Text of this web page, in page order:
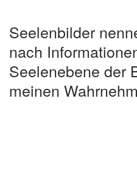
Seelenbilder
nach
Seelenebene der
meinen